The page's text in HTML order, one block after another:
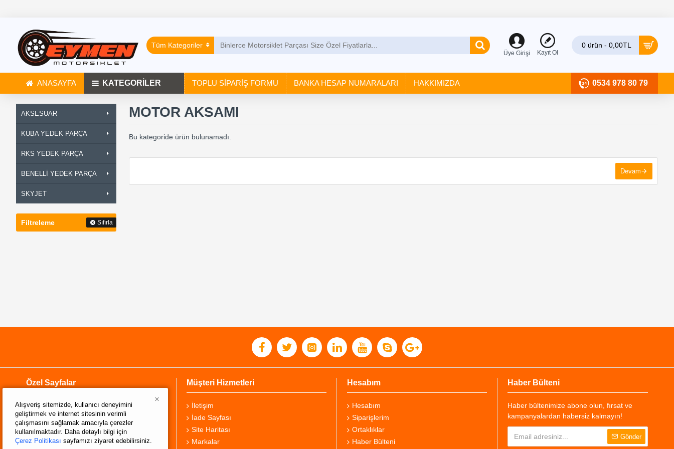
Tüm Kategoriler
Üye Girişi Kayıt Ol
0 ürün - 0,00TL
ANASAYFA KATEGORİLER TOPLU SİPARİŞ FORMU BANKA HESAP NUMARALARI HAKKIMIZDA 0534 978 80 79
AKSESUAR
KUBA YEDEK PARÇA
RKS YEDEK PARÇA
BENELLİ YEDEK PARÇA
SKYJET
Filtreleme Sıfırla
MOTOR AKSAMI
Bu kategoride ürün bulunamadı.
Devam
Özel Sayfalar
Hakkımızda
Teslimat Bilgisi
Gizlilik Sözleşmesi
Şartlar ve Koşullar
Müşteri Hizmetleri
İletişim
İade Sayfası
Site Haritası
Markalar
Hesabım
Hesabım
Siparişlerim
Ortaklıklar
Haber Bülteni
Haber Bülteni
Haber bültenimize abone olun, fırsat ve
kampanyalardan habersiz kalmayın!
Gönder
Alışveriş sitemizde, kullanıcı deneyimini
geliştirmek ve internet sitesinin verimli
çalışmasını sağlamak amacıyla çerezler
kullanılmaktadır. Daha detaylı bilgi için
Çerez Politikası sayfamızı ziyaret edebilirsiniz.
×